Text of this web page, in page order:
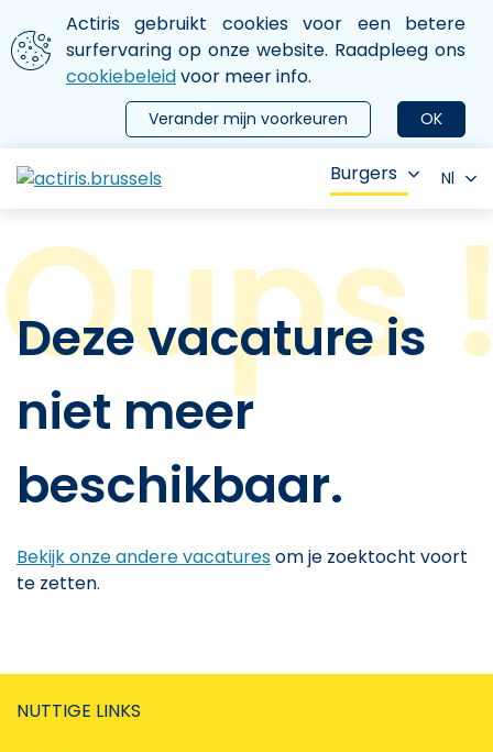
Aller au contenu principal
We gebruiken cookies
Actiris gebruikt cookies voor een betere
surfervaring op onze website. Raadpleeg ons
cookiebeleidvoor meer info.
OK
Verander mijn voorkeuren
le menu
Burgers Nl
Deze vacature is
niet meer
beschikbaar.
Bekijk onze andere vacaturesom je zoektocht voort
te zetten.
NUTTIGE LINKS